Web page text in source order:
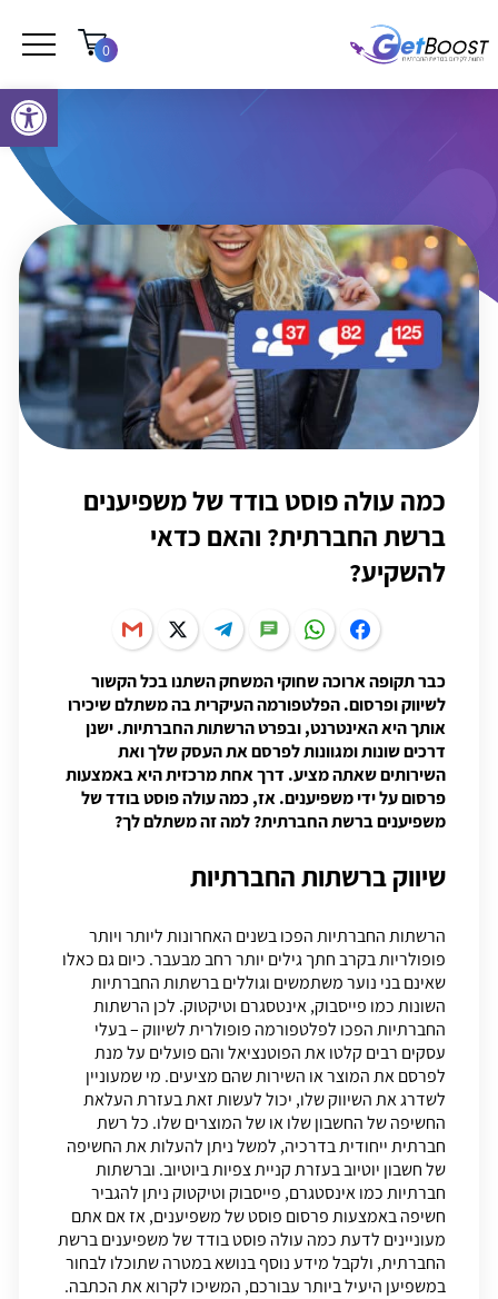
0
כמה עולה פוסט בודד של משפיענים
ברשת החברתית? והאם כדאי
להשקיע?
כבר תקופה ארוכה שחוקי המשחק השתנו בכל הקשור
לשיווק ופרסום. הפלטפורמה העיקרית בה משתלם שיכירו
אותך היא האינטרנט, ובפרט הרשתות החברתיות. ישנן
דרכים שונות ומגוונות לפרסם את העסק שלך ואת
השירותים שאתה מציע. דרך אחת מרכזית היא באמצעות
פרסום על ידי משפיענים. אז, כמה עולה פוסט בודד של
משפיענים ברשת החברתית? למה זה משתלם לך?
שיווק ברשתות החברתיות
הרשתות החברתיות הפכו בשנים האחרונות ליותר ויותר
פופולריות בקרב חתך גילים יותר רחב מבעבר. כיום גם כאלו
שאינם בני נוער משתמשים וגוללים ברשתות החברתיות
השונות כמו פייסבוק, אינטסגרם וטיקטוק. לכן הרשתות
החברתיות הפכו לפלטפורמה פופולרית לשיווק – בעלי
עסקים רבים קלטו את הפוטנציאל והם פועלים על מנת
לפרסם את המוצר או השירות שהם מציעים. מי שמעוניין
לשדרג את השיווק שלו, יכול לעשות זאת בעזרת העלאת
החשיפה של החשבון שלו או של המוצרים שלו. כל רשת
חברתית ייחודית בדרכיה, למשל ניתן להעלות את החשיפה
של חשבון יוטיוב בעזרתקניית צפיות ביוטיוב. וברשתות
חברתיות כמואינסטגרם, פייסבוק וטיקטוק ניתן להגביר
חשיפה באמצעות פרסום פוסט של משפיענים, אז אם אתם
מעוניינים לדעת כמה עולה פוסט בודד של משפיענים ברשת
החברתית, ולקבל מידע נוסף בנושא במטרה שתוכלו לבחור
במשפיען היעיל ביותר עבורכם, המשיכו לקרוא את הכתבה.
פתח סרגל נגישות